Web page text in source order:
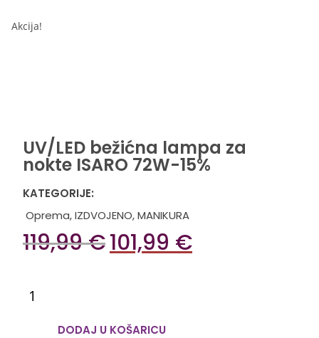
Akcija!
UV/LED bežićna lampa za
nokte ISARO 72W-15%
KATEGORIJE:
Oprema,IZDVOJENO,MANIKURA
119,99€101,99 €
DODAJ U KOŠARICU